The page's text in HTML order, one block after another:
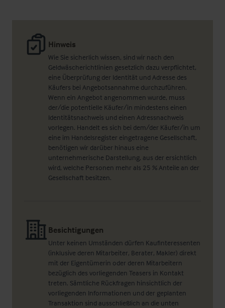
Hinweis
Wie Sie sicherlich wissen, sind wir nach den
Geldwäscherichtlinien gesetzlich dazu verpflichtet,
eine Überprüfung der Identität und Adresse des
Käufers bei Angebotsannahme durchzuführen.
Wenn ein Angebot angenommen wurde, muss
der/die potentielle Käufer/in mindestens einen
Identitätsnachweis und einen Adressnachweis
vorlegen. Handelt es sich bei dem/der Käufer/in um
eine im Handelsregister eingetragene Gesellschaft,
benötigen wir darüber hinaus eine
unternehmerische Darstellung, aus der ersichtlich
wird, welche Personen mehr als 25 % Anteile an der
Gesellschaft besitzen.
Besichtigungen
Unter keinen Umständen dürfen Kaufinteressenten
(inklusive deren Mitarbeiter, Berater, Makler) direkt
mit der Eigentümerin oder deren Mitarbeitern
bezüglich des vorliegenden Teasers in Kontakt
treten. Sämtliche Rückfragen hinsichtlich der
vorliegenden Informationen und der geplanten
Transaktion sind ausschließlich an die unten